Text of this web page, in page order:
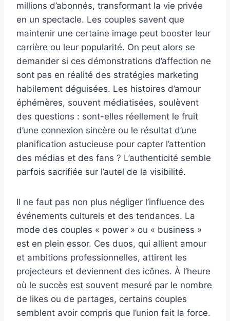
millions d’abonnés, transformant la vie privée
en un spectacle. Les couples savent que
maintenir une certaine image peut booster leur
carrière ou leur popularité. On peut alors se
demander si ces démonstrations d’affection ne
sont pas en réalité des stratégies marketing
habilement déguisées. Les histoires d’amour
éphémères, souvent médiatisées, soulèvent
des questions : sont-elles réellement le fruit
d’une connexion sincère ou le résultat d’une
planification astucieuse pour capter l’attention
des médias et des fans ? L’authenticité semble
parfois sacrifiée sur l’autel de la visibilité.
Il ne faut pas non plus négliger l’influence des
événements culturels et des tendances. La
mode des couples « power » ou « business »
est en plein essor. Ces duos, qui allient amour
et ambitions professionnelles, attirent les
projecteurs et deviennent des icônes. À l’heure
où le succès est souvent mesuré par le nombre
de likes ou de partages, certains couples
semblent avoir compris que l’union fait la force.